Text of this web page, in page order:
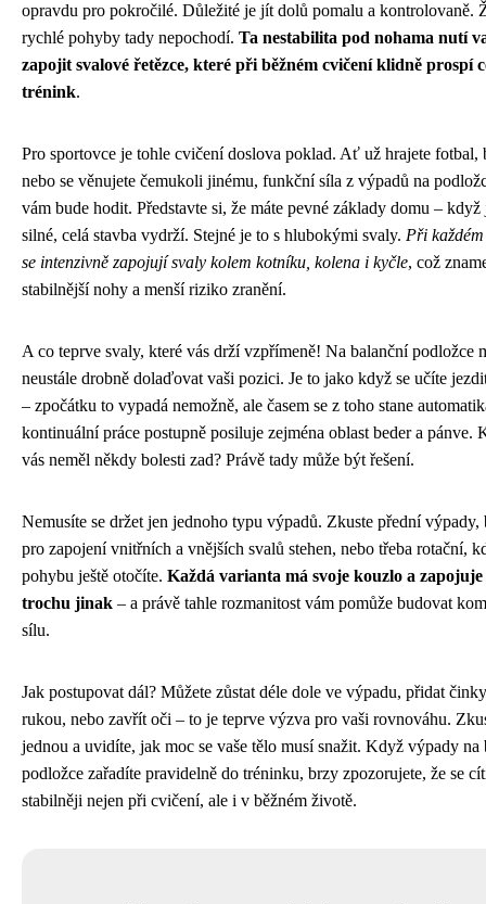
opravdu pro pokročilé. Důležité je jít dolů pomalu a kontrolovaně.
rychlé pohyby tady nepochodí. Ta nestabilita pod nohama nutí
zapojit svalové řetězce, které při běžném cvičení klidně prospí
trénink.
Pro sportovce je tohle cvičení doslova poklad. Ať už hrajete fotbal,
nebo se věnujete čemukoli jinému, funkční síla z výpadů na
vám bude hodit. Představte si, že máte pevné základy domu – když
silné, celá stavba vydrží. Stejné je to s hlubokými svaly. Při
se intenzivně zapojují svaly kolem kotníku, kolena i kyčle, což
stabilnější nohy a menší riziko zranění.
A co teprve svaly, které vás drží vzpřímeně! Na balanční podložce
neustále drobně dolaďovat vaši pozici. Je to jako když se učíte
– zpočátku to vypadá nemožně, ale časem se z toho stane
kontinuální práce postupně posiluje zejména oblast beder a pánve.
vás neměl někdy bolesti zad? Právě tady může být řešení.
Nemusíte se držet jen jednoho typu výpadů. Zkuste přední výpady,
pro zapojení vnitřních a vnějších svalů stehen, nebo třeba rotační,
pohybu ještě otočíte. Každá varianta má svoje kouzlo a zapojuje
trochu jinak – a právě tahle rozmanitost vám pomůže budovat
sílu.
Jak postupovat dál? Můžete zůstat déle dole ve výpadu, přidat
rukou, nebo zavřít oči – to je teprve výzva pro vaši rovnováhu.
jednou a uvidíte, jak moc se vaše tělo musí snažit. Když výpady na
podložce zařadíte pravidelně do tréninku, brzy zpozorujete, že se
stabilněji nejen při cvičení, ale i v běžném životě.